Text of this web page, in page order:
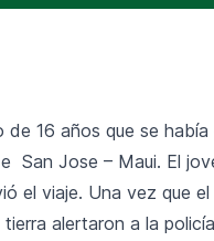
de 16 años que se
San Jose – Maui. El
el viaje. Una vez que
alertaron a la